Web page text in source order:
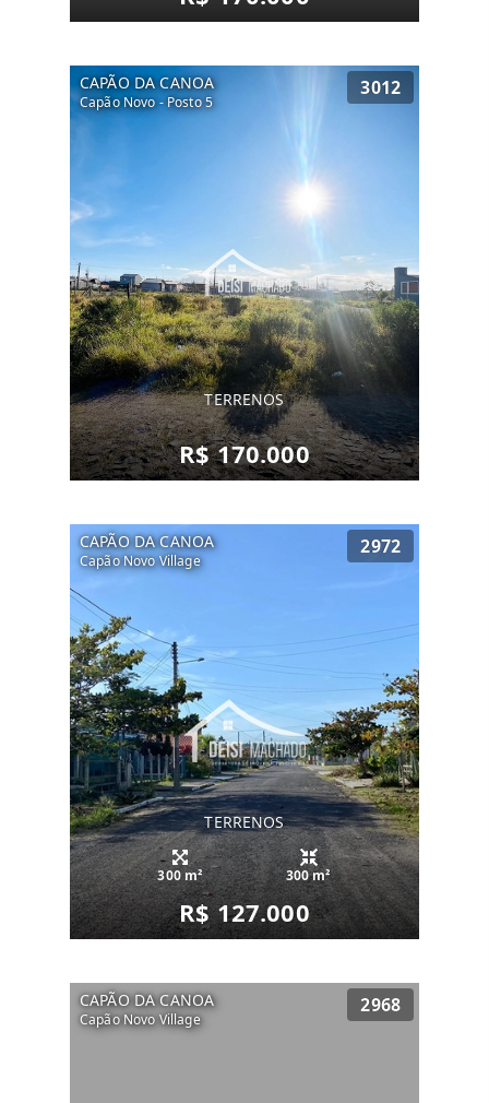
CAPÃO DA CANOA
Capão Novo - Posto 5
3012
TERRENOS
R$ 170.000
CAPÃO DA CANOA
Capão Novo Village
2972
TERRENOS
300 m² 300 m²
R$ 127.000
CAPÃO DA CANOA
Capão Novo Village
2968